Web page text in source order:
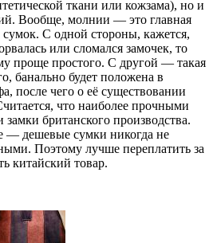
ткани или кожзама), но и
Вообще, молнии — это главная
С одной стороны, кажется,
или сломался замочек, то
проще простого. С другой — такая
банально будет положена в
после чего о её существовании
что наиболее прочными
британского производства.
— дешевые сумки никогда не
Поэтому лучше переплатить за
китайский товар.